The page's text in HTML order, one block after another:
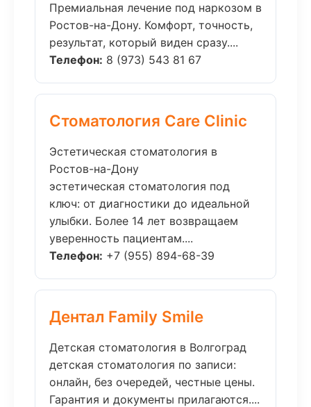
Премиальная лечение под наркозом в
Ростов-на-Дону. Комфорт, точность,
результат, который виден сразу....
Телефон: 8 (973) 543 81 67
Стоматология Care Clinic
Эстетическая стоматология в
Ростов-на-Дону
эстетическая стоматология под
ключ: от диагностики до идеальной
улыбки. Более 14 лет возвращаем
уверенность пациентам....
Телефон: +7 (955) 894-68-39
Дентал Family Smile
Детская стоматология в Волгоград
детская стоматология по записи:
онлайн, без очередей, честные цены.
Гарантия и документы прилагаются....